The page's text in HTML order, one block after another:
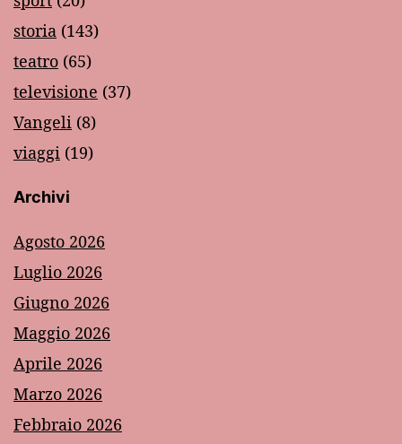
storia (143)
teatro (65)
televisione (37)
Vangeli (8)
viaggi (19)
Archivi
Agosto 2026
Luglio 2026
Giugno 2026
Maggio 2026
Aprile 2026
Marzo 2026
Febbraio 2026